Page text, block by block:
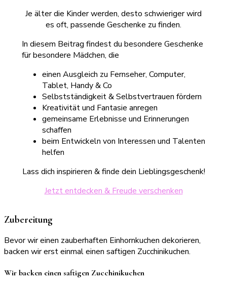
Je älter die Kinder werden, desto schwieriger wird
es oft, passende Geschenke zu finden.
In diesem Beitrag findest du besondere Geschenke
für besondere Mädchen, die
einen Ausgleich zu Fernseher, Computer,
Tablet, Handy & Co
Selbstständigkeit & Selbstvertrauen fördern
Kreativität und Fantasie anregen
gemeinsame Erlebnisse und Erinnerungen
schaffen
beim Entwickeln von Interessen und Talenten
helfen
Lass dich inspirieren & finde dein Lieblingsgeschenk!
Jetzt entdecken & Freude verschenken
Zubereitung
Bevor wir einen zauberhaften Einhornkuchen dekorieren,
backen wir erst einmal einen saftigen Zucchinikuchen.
Wir backen einen saftigen Zucchinikuchen